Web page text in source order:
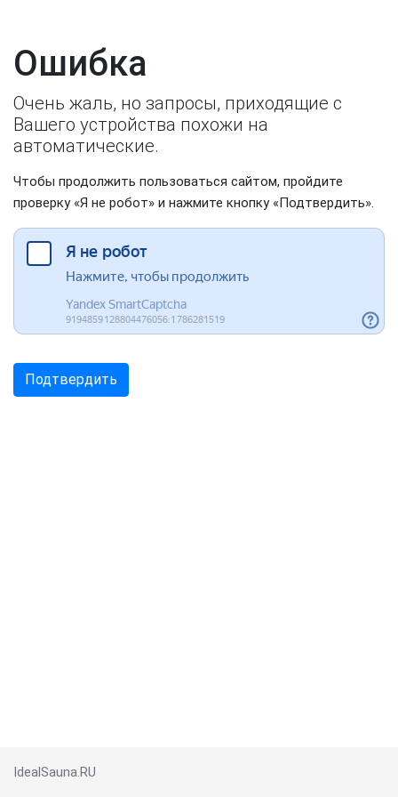
Ошибка
Очень жаль, но запросы, приходящие с
Вашего устройства похожи на
автоматические.
Чтобы продолжить пользоваться сайтом, пройдите
проверку «Я не робот» и нажмите кнопку «Подтвердить».
IdealSauna.RU